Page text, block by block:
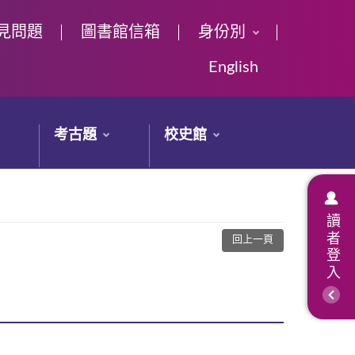
問題 圖書館信箱 身份別
English
考古題 校史館
讀者登入
回上一頁